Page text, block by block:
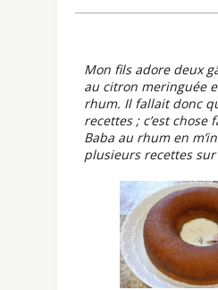
Mon fils adore deux
au citron meringuée
rhum. Il fallait donc
recettes ; c’est chose
Baba au rhum en
plusieurs recettes